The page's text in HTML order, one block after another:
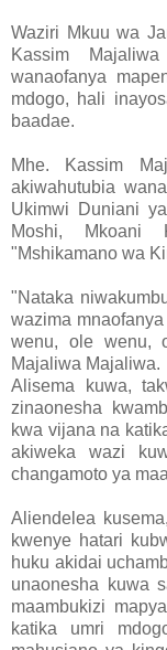
Waziri Mkuu wa
Kassim
wanaofanya
mdogo, hali
baadae.
Mhe. Kassim
akiwahutubia
Ukimwi Duniani
Moshi, Mkoani
"Mshikamano wa
"Nataka
wazima
wenu, ole wenu,
Majaliwa Majaliwa.
Alisema kuwa,
zinaonesha
kwa vijana na
akiweka wazi
changamoto ya
Aliendelea
kwenye hatari
huku akidai
unaonesha kuwa
maambukizi
katika umri